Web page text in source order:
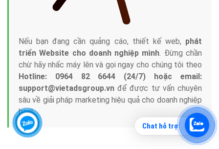
Chat hỗ trợ
Nếu bạn đang cần quảng cáo, thiết kế web, phát
triển Website cho doanh nghiệp mình. Đừng chần
chừ hãy nhấc máy lên và gọi ngay cho chúng tôi theo
Hotline: 0964 82 6644 (24/7) hoặc email:
support@vietadsgroup.vn để được tư vấn chuyên
sâu về giải pháp marketing hiệu quả cho doanh nghiệp
bạn!